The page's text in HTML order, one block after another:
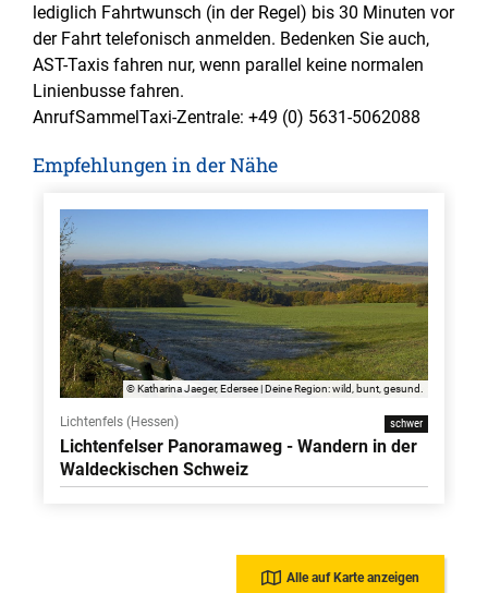
lediglich Fahrtwunsch (in der Regel) bis 30 Minuten vor
der Fahrt telefonisch anmelden. Bedenken Sie auch,
AST-Taxis fahren nur, wenn parallel keine normalen
Linienbusse fahren.
AnrufSammelTaxi-Zentrale: +49 (0) 5631-5062088
Empfehlungen in der Nähe
© Katharina Jaeger, Edersee | Deine Region: wild, bunt, gesund.
Lichtenfels (Hessen) schwer
Lichtenfelser Panoramaweg - Wandern in der
Waldeckischen Schweiz
Alle auf Karte anzeigen